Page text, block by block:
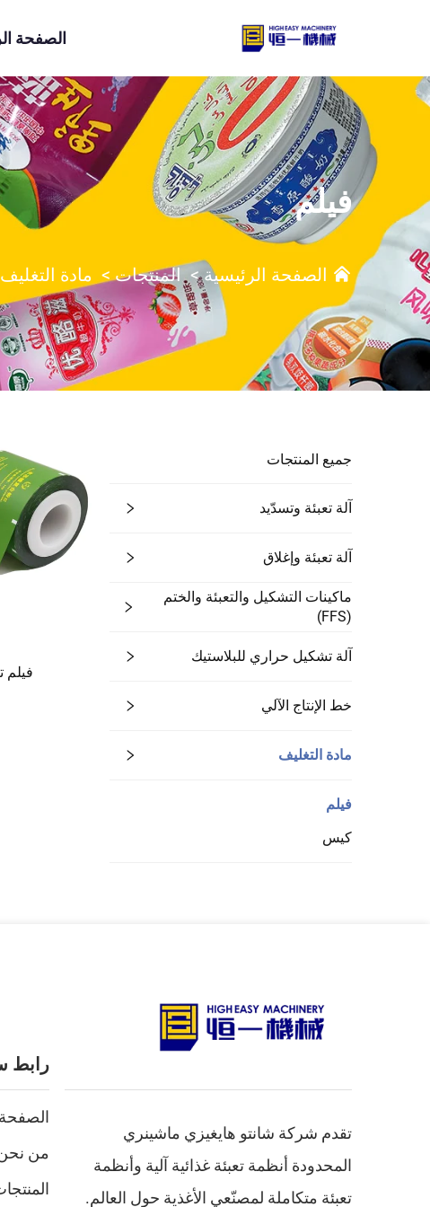
الصفحة
فيلم
الصفحة الرئيسية> المنتجات> مادة التغليف
جميع المنتجات
آلة تعبئة وتسدّيد
آلة تعبئة وإغلاق
ماكينات التشكيل والتعبئة والختم
(FFS)
آلة تشكيل حراري للبلاستيك
خط الإنتاج الآلي
مادة التغليف
فيلم
كيس
فيلم
تقدم شركة شانتو هايغيزي ماشينري
المحدودة أنظمة تعبئة غذائية آلية وأنظمة
تعبئة متكاملة لمصنّعي الأغذية حول العالم.
رابط
من